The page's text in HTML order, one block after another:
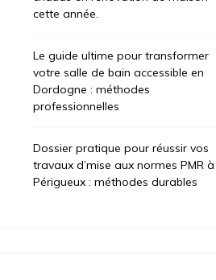
cette année.
Le guide ultime pour transformer
votre salle de bain accessible en
Dordogne : méthodes
professionnelles
Dossier pratique pour réussir vos
travaux d’mise aux normes PMR à
Périgueux : méthodes durables